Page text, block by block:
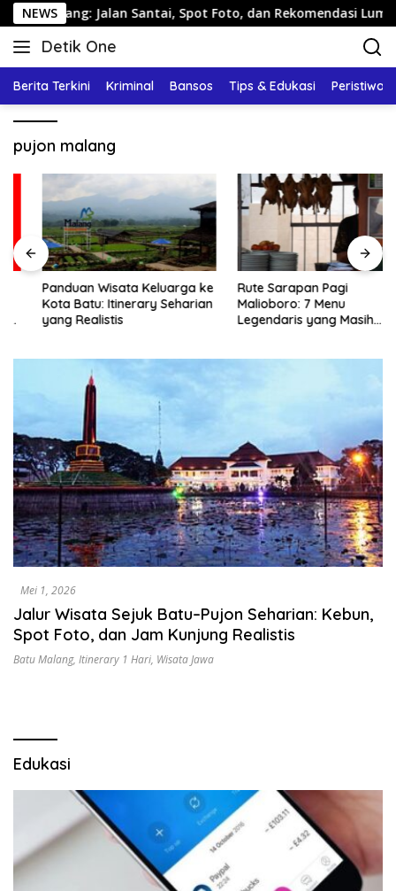
Langsung
ke
konten
NEWSJalan Santai, Spot Foto, dan Rekomendasi Lumpia
Detik One
Tajam
Fakta
Berita Terkini Kriminal Bansos Tips & Edukasi Peristiwa
pujon malang
Panduan Wisata Keluarga ke
Kota Batu: Itinerary Seharian
yang Realistis
Rute Sarapan Pagi
Malioboro: 7 Menu
Legendaris yang Masih
Mei 1, 2026
Jalur Wisata Sejuk Batu–Pujon Seharian: Kebun,
Spot Foto, dan Jam Kunjung Realistis
Batu Malang, Itinerary 1 Hari, Wisata Jawa
Edukasi